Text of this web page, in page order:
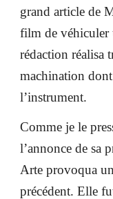
grand article de
film de véhiculer
rédaction réalisa
machination
l’instrument.
Comme je le
l’annonce de sa
Arte provoqua
précédent. Elle